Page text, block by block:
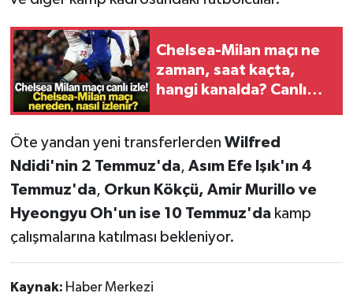
Chelsea-Milan maçı ne
zaman, saat kaçta,
hangi kanalda? Canlı
Öte yandan yeni transferlerden Wilfred
Ndidi'nin 2 Temmuz'da, Asım Efe Işık'ın 4
Temmuz'da, Orkun Kökçü, Amir Murillo ve
Hyeongyu Oh'un ise 10 Temmuz'dakamp
çalışmalarına katılması bekleniyor.
Kaynak: Haber Merkezi